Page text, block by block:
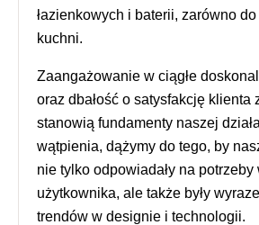
łazienkowych i baterii, zarówno
kuchni.
Zaangażowanie w ciągłe
oraz dbałość o satysfakcję klienta
stanowią fundamenty naszej
wątpienia, dążymy do tego, by
nie tylko odpowiadały na potrzeby
użytkownika, ale także były
trendów w designie i technologii.